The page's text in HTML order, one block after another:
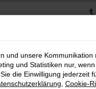
und unsere Kommunikation
und Statistiken nur,
die Einwilligung jederzeit
Cookie-